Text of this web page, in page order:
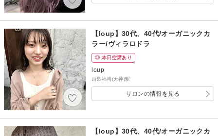
【loup】30代、40代/オーガニックカ
ラー/ヴィラロドラ
◎ 本日空席あり
loup
西鉄福岡(天神)駅
サロンの情報を見る
【loup】30代、40代/オーガニックカ